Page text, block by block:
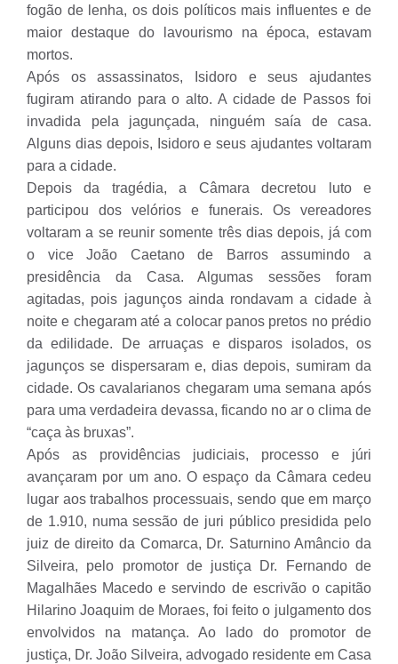
fogão de lenha, os dois políticos mais influentes e de
maior destaque do lavourismo na época, estavam
mortos.
Após os assassinatos, Isidoro e seus ajudantes
fugiram atirando para o alto. A cidade de Passos foi
invadida pela jagunçada, ninguém saía de casa.
Alguns dias depois, Isidoro e seus ajudantes voltaram
para a cidade.
Depois da tragédia, a Câmara decretou luto e
participou dos velórios e funerais. Os vereadores
voltaram a se reunir somente três dias depois, já com
o vice João Caetano de Barros assumindo a
presidência da Casa. Algumas sessões foram
agitadas, pois jagunços ainda rondavam a cidade à
noite e chegaram até a colocar panos pretos no prédio
da edilidade. De arruaças e disparos isolados, os
jagunços se dispersaram e, dias depois, sumiram da
cidade. Os cavalarianos chegaram uma semana após
para uma verdadeira devassa, ficando no ar o clima de
“caça às bruxas”.
Após as providências judiciais, processo e júri
avançaram por um ano. O espaço da Câmara cedeu
lugar aos trabalhos processuais, sendo que em março
de 1.910, numa sessão de juri público presidida pelo
juiz de direito da Comarca, Dr. Saturnino Amâncio da
Silveira, pelo promotor de justiça Dr. Fernando de
Magalhães Macedo e servindo de escrivão o capitão
Hilarino Joaquim de Moraes, foi feito o julgamento dos
envolvidos na matança. Ao lado do promotor de
justiça, Dr. João Silveira, advogado residente em Casa